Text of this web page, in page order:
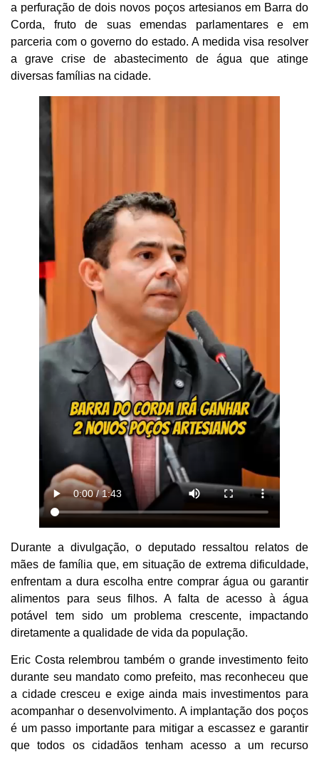
a perfuração de dois novos poços artesianos em Barra do
Corda, fruto de suas emendas parlamentares e em
parceria com o governo do estado. A medida visa resolver
a grave crise de abastecimento de água que atinge
diversas famílias na cidade.
Durante a divulgação, o deputado ressaltou relatos de
mães de família que, em situação de extrema dificuldade,
enfrentam a dura escolha entre comprar água ou garantir
alimentos para seus filhos. A falta de acesso à água
potável tem sido um problema crescente, impactando
diretamente a qualidade de vida da população.
Eric Costa relembrou também o grande investimento feito
durante seu mandato como prefeito, mas reconheceu que
a cidade cresceu e exige ainda mais investimentos para
acompanhar o desenvolvimento. A implantação dos poços
é um passo importante para mitigar a escassez e garantir
que todos os cidadãos tenham acesso a um recurso